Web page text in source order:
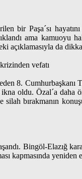
bir Paşa´sı
ama
açıklamasıyla da
vefatı
8.
oldu. Özal´a
bırakmanın
Bingöl-Elazığ
kapmasında yeniden